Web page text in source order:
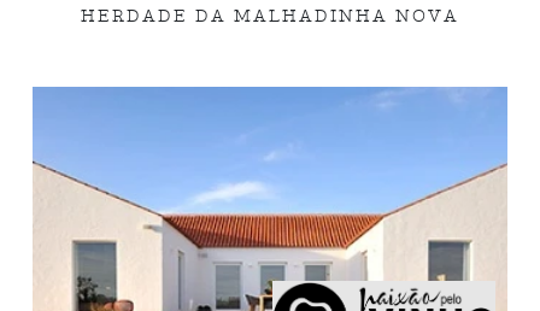
HERDADE DA MALHADINHA NOVA